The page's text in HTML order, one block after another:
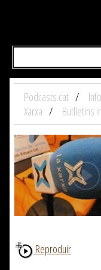
Podcasts.cat
Xarxa
Butlletins
Reproduir